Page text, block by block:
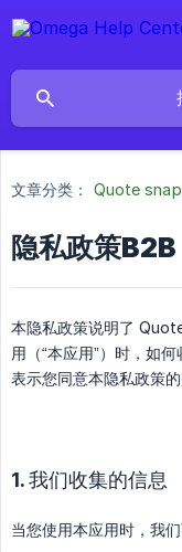
文章分类： Quote
隐私政策B2B
本隐私政策说明了
用（“本应用”）时，如
表示您同意本隐私政策的
1. 我们收集的信息
当您使用本应用时，我